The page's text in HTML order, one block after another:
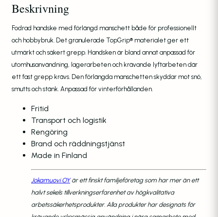
Beskrivning
Fodrad handske med förlängd manschett både för professionellt
och hobbybruk. Det granulerade TopGrip® materialet ger ett
utmärkt och säkert grepp. Handsken är bland annat anpassad för
utomhusanvändning, lagerarbeten och krävande lyftarbeten där
ett fast grepp krävs. Den förlängda manschetten skyddar mot snö,
smutts och stänk. Anpassad för vinterförhållanden.
Fritid
Transport och logistik
Rengöring
Brand och räddningstjänst
Made in Finland
Jokamuovi OYär ett finskt familjeföretag som har mer än ett
halvt sekels tillverkningserfarenhet avhögkvalitativa
arbetssäkerhetsprodukter. Alla produkter har designats för